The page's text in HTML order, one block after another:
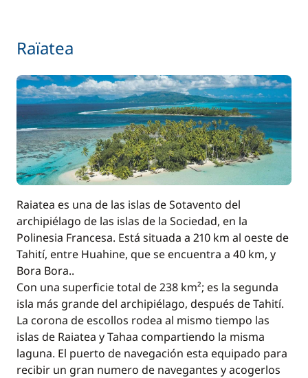
Raïatea
Raiatea es una de las islas de Sotavento del
archipiélago de las islas de la Sociedad, en la
Polinesia Francesa. Está situada a 210 km al oeste de
Tahití, entre Huahine, que se encuentra a 40 km, y
Bora Bora..
Con una superficie total de 238 km²; es la segunda
isla más grande del archipiélago, después de Tahití.
La corona de escollos rodea al mismo tiempo las
islas de Raiatea y Tahaa compartiendo la misma
laguna. El puerto de navegación esta equipado para
recibir un gran numero de navegantes y acogerlos